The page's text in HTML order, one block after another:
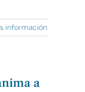
información
a